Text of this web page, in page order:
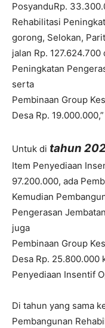
PosyanduRp.
Rehabilitasi
gorong, Selokan,
jalan Rp. 127.624.700
Peningkatan
serta
Pembinaan Group
Desa Rp. 19.000.000
Untuk di tahun
Item Penyediaan
97.200.000, ada
Kemudian
Pengerasan
juga
Pembinaan Group
Desa Rp. 25.800.000
Penyediaan Insentif
Di tahun yang sama
Pembangunan